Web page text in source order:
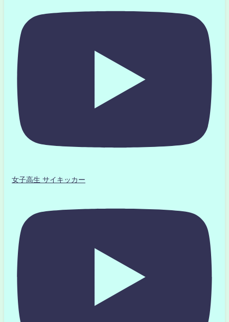
女子高生 サイキッカー